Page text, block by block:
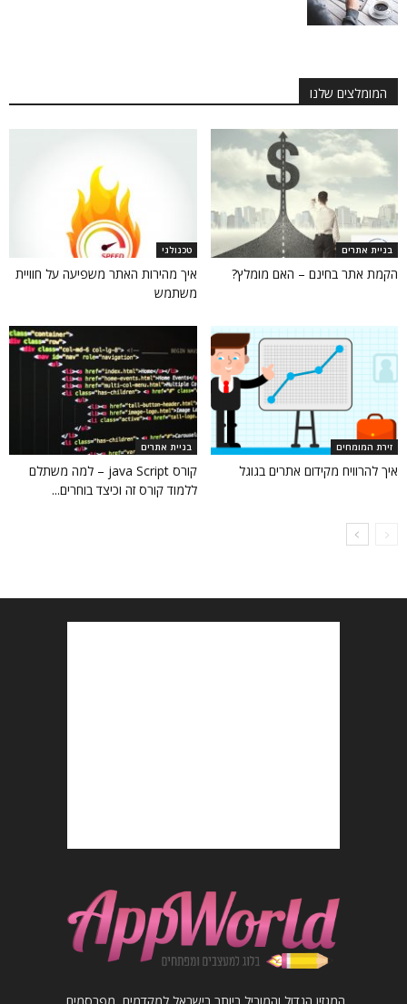
המומלצים שלנו
בניית אתרים
הקמת אתר בחינם – האם מומלץ?
טכנולגי
איך מהירות האתר משפיעה על חוויית
משתמש
זירת המומחים
איך להרוויח מקידום אתרים בגוגל
בניית אתרים
קורס java Script – למה משתלם
ללמוד קורס זה וכיצד בוחרים...
המגזין הגדול והמוביל ביותר בישראל למקדמים, מפרסמים,